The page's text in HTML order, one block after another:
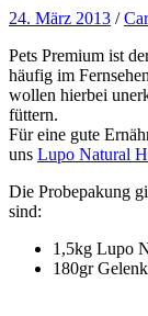
24. März 2013 /
Pets Premium ist
häufig im
wollen hierbei
füttern.
Für eine gute
uns Lupo Natural
Die Probepakung
sind:
1,5kg Lupo
180gr